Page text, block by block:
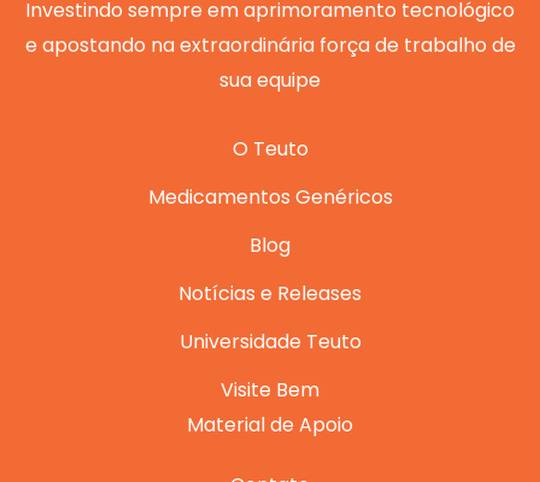
m
Investindo sempre em aprimoramento tecnológico
e apostando na extraordinária força de trabalho de
sua equipe
O Teuto
Medicamentos Genéricos
Blog
Notícias e Releases
Universidade Teuto
Visite Bem
Material de Apoio